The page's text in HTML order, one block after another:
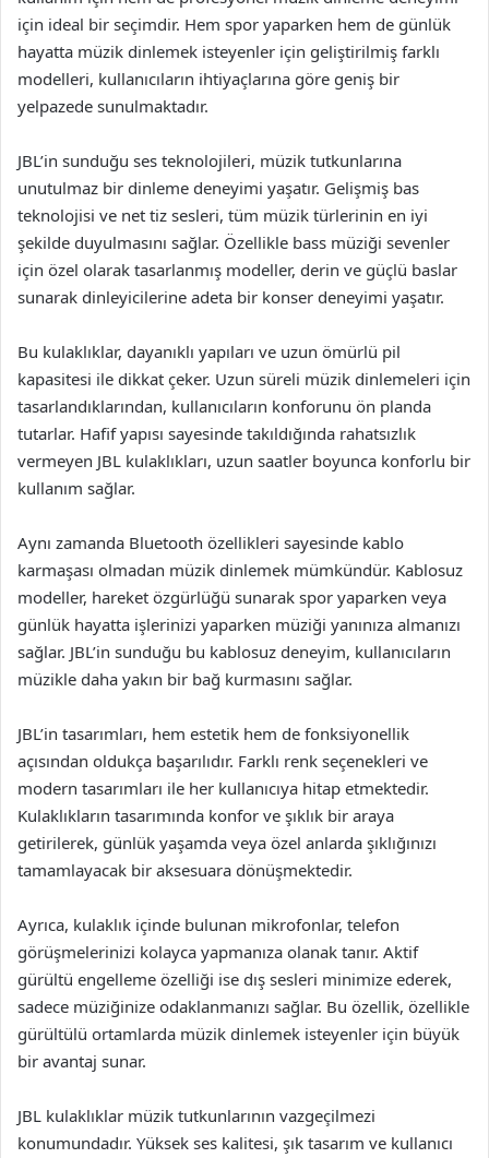
için ideal bir seçimdir. Hem spor yaparken hem de günlük
hayatta müzik dinlemek isteyenler için geliştirilmiş farklı
modelleri, kullanıcıların ihtiyaçlarına göre geniş bir
yelpazede sunulmaktadır.
JBL’in sunduğu ses teknolojileri, müzik tutkunlarına
unutulmaz bir dinleme deneyimi yaşatır. Gelişmiş bas
teknolojisi ve net tiz sesleri, tüm müzik türlerinin en iyi
şekilde duyulmasını sağlar. Özellikle bass müziği sevenler
için özel olarak tasarlanmış modeller, derin ve güçlü baslar
sunarak dinleyicilerine adeta bir konser deneyimi yaşatır.
Bu kulaklıklar, dayanıklı yapıları ve uzun ömürlü pil
kapasitesi ile dikkat çeker. Uzun süreli müzik dinlemeleri için
tasarlandıklarından, kullanıcıların konforunu ön planda
tutarlar. Hafif yapısı sayesinde takıldığında rahatsızlık
vermeyen JBL kulaklıkları, uzun saatler boyunca konforlu bir
kullanım sağlar.
Aynı zamanda Bluetooth özellikleri sayesinde kablo
karmaşası olmadan müzik dinlemek mümkündür. Kablosuz
modeller, hareket özgürlüğü sunarak spor yaparken veya
günlük hayatta işlerinizi yaparken müziği yanınıza almanızı
sağlar. JBL’in sunduğu bu kablosuz deneyim, kullanıcıların
müzikle daha yakın bir bağ kurmasını sağlar.
JBL’in tasarımları, hem estetik hem de fonksiyonellik
açısından oldukça başarılıdır. Farklı renk seçenekleri ve
modern tasarımları ile her kullanıcıya hitap etmektedir.
Kulaklıkların tasarımında konfor ve şıklık bir araya
getirilerek, günlük yaşamda veya özel anlarda şıklığınızı
tamamlayacak bir aksesuara dönüşmektedir.
Ayrıca, kulaklık içinde bulunan mikrofonlar, telefon
görüşmelerinizi kolayca yapmanıza olanak tanır. Aktif
gürültü engelleme özelliği ise dış sesleri minimize ederek,
sadece müziğinize odaklanmanızı sağlar. Bu özellik, özellikle
gürültülü ortamlarda müzik dinlemek isteyenler için büyük
bir avantaj sunar.
JBL kulaklıklar müzik tutkunlarının vazgeçilmezi
konumundadır. Yüksek ses kalitesi, şık tasarım ve kullanıcı